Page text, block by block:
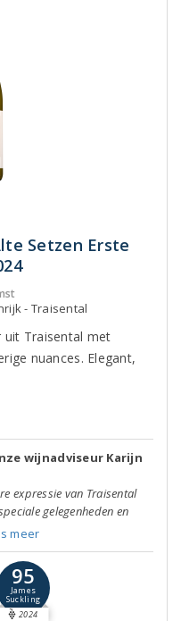
Setzen Erste
- Traisental
uit Traisental met
nuances. Elegant,
wijnadviseur Karijn
expressie van Traisental
gelegenheden en
meer
95
James
Suckling
2024